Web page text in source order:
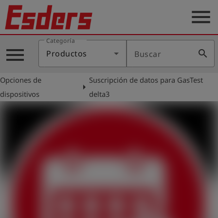
Productos
Blog
Aplicaciones
Soporte
Empresa
menu
menu
Categoría
Productos Buscar search
Opciones de
dispositivos
arrow_right
Suscripción de datos para GasTest
delta3